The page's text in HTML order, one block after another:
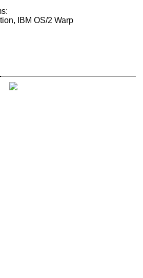
IBM OS/2 Warp